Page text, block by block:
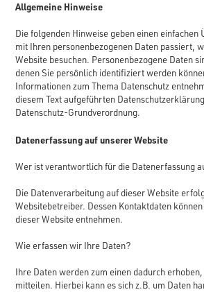
Allgemeine Hinweise
Die folgenden Hinweise geben einen einfachen
mit Ihren personenbezogenen Daten passiert,
Website besuchen. Personenbezogene Daten
denen Sie persönlich identifiziert werden
Informationen zum Thema Datenschutz
diesem Text aufgeführten
Datenschutz-Grundverordnung.
Datenerfassung auf unserer Website
Wer ist verantwortlich für die Datenerfassung
Die Datenverarbeitung auf dieser Website
Websitebetreiber. Dessen Kontaktdaten
dieser Website entnehmen.
Wie erfassen wir Ihre Daten?
Ihre Daten werden zum einen dadurch
mitteilen. Hierbei kann es sich z.B. um Daten